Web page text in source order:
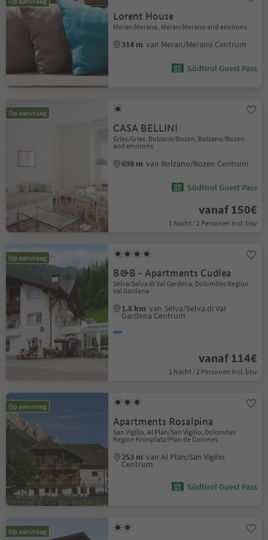
Lorent House
Meran/Merano, Meran/Merano and environs
314 m van Meran/Merano Centrum
Südtirol Guest Pass
Op aanvraag
CASA BELLINI
Gries/Gries, Bolzano/Bozen, Bolzano/Bozen
and environs
698 m van Bolzano/Bozen Centrum
Südtirol Guest Pass
vanaf 150€
1 Nacht / 2 Personen Incl. btw
Op aanvraag
B&B - Apartments Cudlea
Sëlva/Selva di Val Gardena, Dolomites Region
Val Gardena
1.8 km van Sëlva/Selva di Val
Gardena Centrum
vanaf 114€
1 Nacht / 2 Personen Incl. btw
Op aanvraag
Apartments Rosalpina
San Vigilio, Al Plan/San Vigilio, Dolomites
Region Kronplatz/Plan de Corones
253 m van Al Plan/San Vigilio
Centrum
Südtirol Guest Pass
Op aanvraag